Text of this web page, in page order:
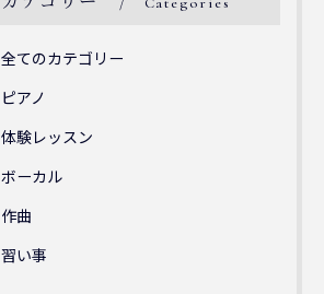
全てのカテゴリー
ピアノ
体験レッスン
ボーカル
作曲
習い事